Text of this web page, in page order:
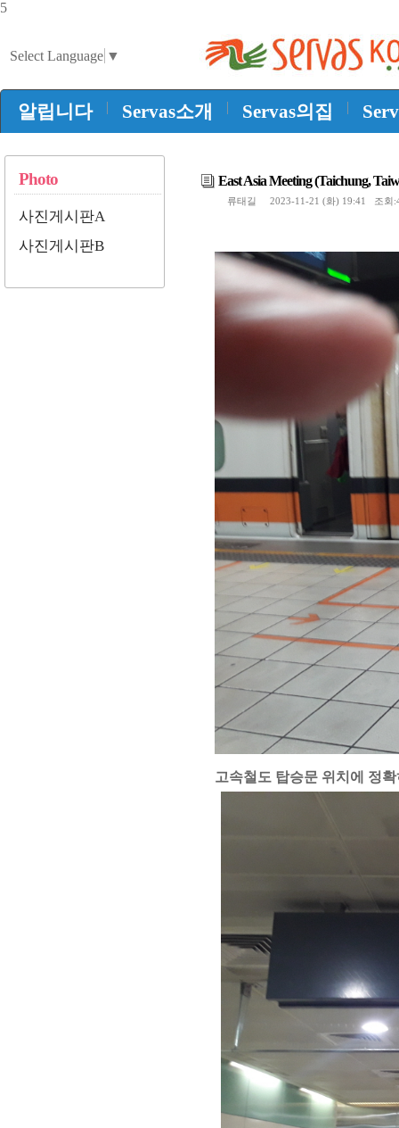
5
Select Language ▼
알립니다 | Servas소개 | Servas의집 |
Photo
사진게시판A
사진게시판B
East Asia Meeting (Taichung,
류태길 2023-11-21 (화) 19:41 조
고속철도 탑승문 위치에 정